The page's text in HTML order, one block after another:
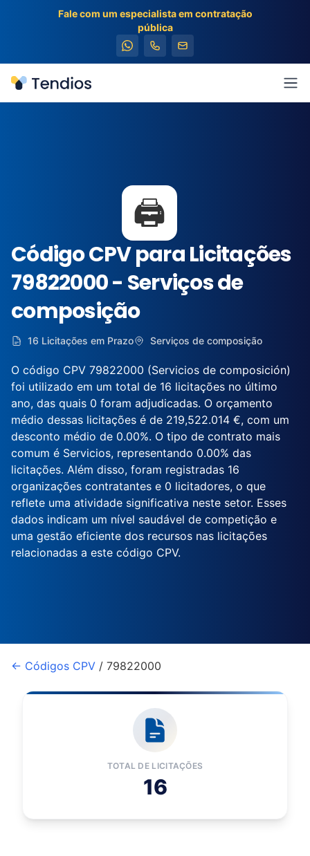
Fale com um especialista em contratação
pública
Tendios
🖨️
Código CPV para Licitações
79822000 - Serviços de
composição
16 Licitações em Prazo Serviços de composição
O código CPV 79822000 (Servicios de composición)
foi utilizado em um total de 16 licitações no último
ano, das quais 0 foram adjudicadas. O orçamento
médio dessas licitações é de 219,522.014 €, com um
desconto médio de 0.00%. O tipo de contrato mais
comum é Servicios, representando 0.00% das
licitações. Além disso, foram registradas 16
organizações contratantes e 0 licitadores, o que
reflete uma atividade significativa neste setor. Esses
dados indicam um nível saudável de competição e
uma gestão eficiente dos recursos nas licitações
relacionadas a este código CPV.
← Códigos CPV / 79822000
TOTAL DE LICITAÇÕES
16